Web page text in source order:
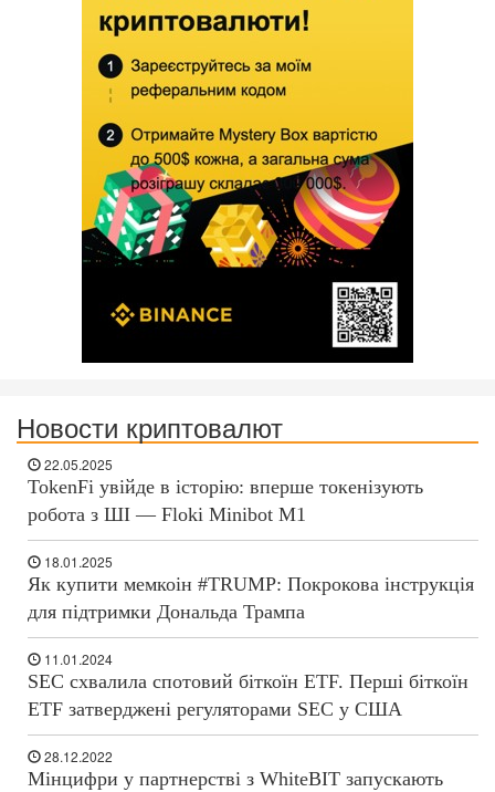
Новости криптовалют
22.05.2025
TokenFi увійде в історію: вперше токенізують
робота з ШІ — Floki Minibot M1
18.01.2025
Як купити мемкоін #TRUMP: Покрокова інструкція
для підтримки Дональда Трампа
11.01.2024
SEC схвалила спотовий біткоїн ETF. Перші біткоїн
ETF затверджені регуляторами SEC у США
28.12.2022
Мінцифри у партнерстві з WhiteBIT запускають